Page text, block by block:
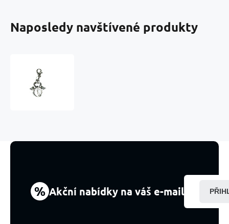
Naposledy navštívené produkty
24
1
kus
% Akční nabídky na váš e-mail